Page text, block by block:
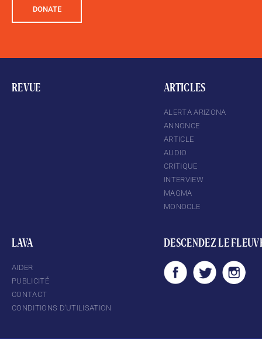
DONATE
REVUE ARTICLES
ALERTA ARIZONA
ANNONCE
ARTICLE
AUDIO
CRITIQUE
INTERVIEW
MAGMA
MONOCLE
LAVA
AIDER
PUBLICITÉ
CONTACT
CONDITIONS D’UTILISATION
DESCENDEZ LE